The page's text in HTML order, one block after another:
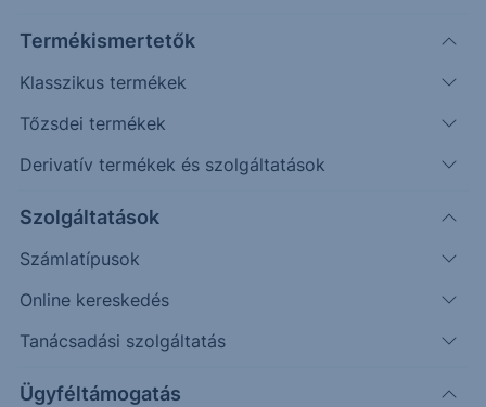
Termékismertetők
Klasszikus termékek
Tőzsdei termékek
Derivatív termékek és szolgáltatások
Szolgáltatások
Számlatípusok
Online kereskedés
Tanácsadási szolgáltatás
Ügyféltámogatás
Keresés
2204 találat cikkeink között
EUR/HUF - 2024/48 - napi
Az elmúlt időszakban a várakozásokkal ellentétben
nem érkezett korrekció az árfolyamban, folytatódott
az emelkedést.